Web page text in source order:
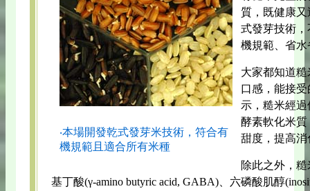
‧本場開發乾式發芽米技術，符合有
機規範且適合所有米種
質，既健康
式發芽技術
機規範、省水
大家都知道
口感，能接
示，糙米經
酵素軟化米
甜度，提高消
除此之外，
基丁酸(γ-amino butyric acid, GABA)、六磷酸肌醇